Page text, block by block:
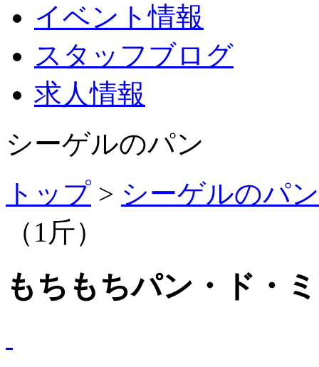
イベント情報
スタッフブログ
求人情報
シーゲルのパン
トップ > シーゲルのパン
（1斤）
もちもちパン・ド・